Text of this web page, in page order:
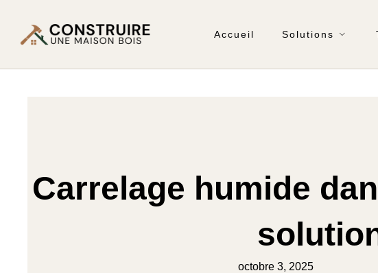
Accueil Solutions
Carrelage humide
octobre 3, 2025